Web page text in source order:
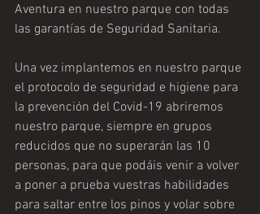
Aventura en nuestro parque con todas
las garantías de Seguridad Sanitaria.
Una vez implantemos en nuestro parque
el protocolo de seguridad e higiene para
la prevención del Covid-19 abriremos
nuestro parque, siempre en grupos
reducidos que no superarán las 10
personas, para que podáis venir a volver
a poner a prueba vuestras habilidades
para saltar entre los pinos y volar sobre